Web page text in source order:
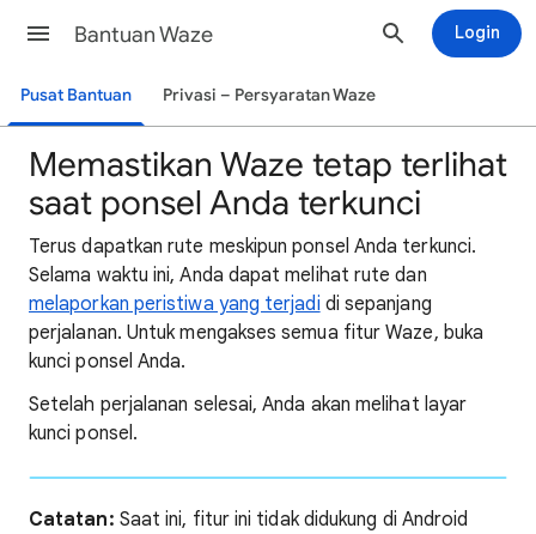
Bantuan Waze Login
Pusat Bantuan Privasi – Persyaratan Waze
Memastikan Waze tetap terlihat
saat ponsel Anda terkunci
Terus dapatkan rute meskipun ponsel Anda terkunci.
Selama waktu ini, Anda dapat melihat rute dan
melaporkan peristiwa yang terjadi di sepanjang
perjalanan. Untuk mengakses semua fitur Waze, buka
kunci ponsel Anda.
Setelah perjalanan selesai, Anda akan melihat layar
kunci ponsel.
Catatan: Saat ini, fitur ini tidak didukung di Android